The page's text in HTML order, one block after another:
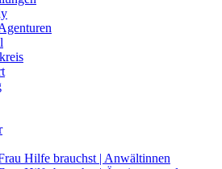
Hilfe brauchst | Anwältinnen